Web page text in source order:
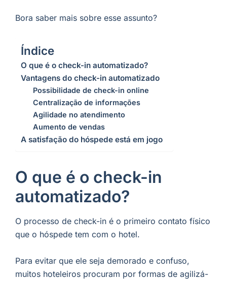
Bora saber mais sobre esse assunto?
Índice
O que é o check-in automatizado?
Vantagens do check-in automatizado
Possibilidade de check-in online
Centralização de informações
Agilidade no atendimento
Aumento de vendas
A satisfação do hóspede está em jogo
O que é o check-in
automatizado?
O processo de check-in é o primeiro contato físico
que o hóspede tem com o hotel.
Para evitar que ele seja demorado e confuso,
muitos hoteleiros procuram por formas de agilizá-